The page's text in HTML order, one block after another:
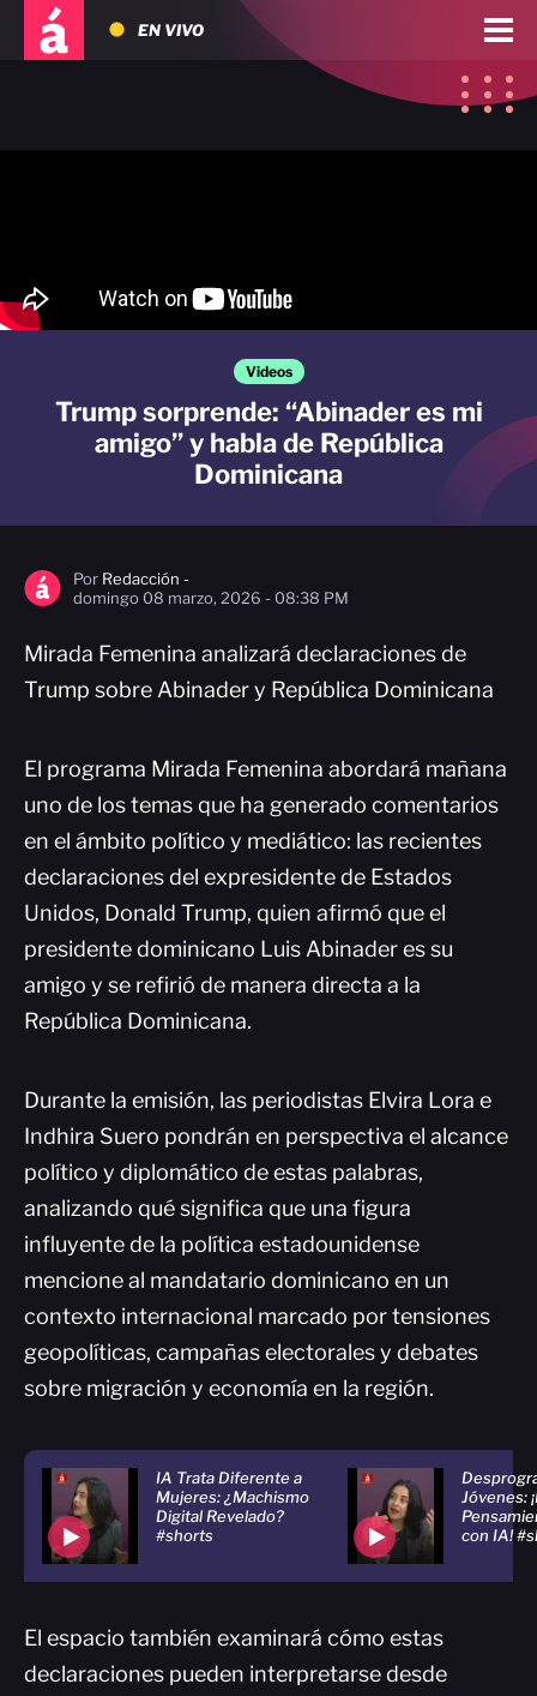
EN VIVO
Videos
Trump sorprende: “Abinader es mi
amigo” y habla de República
Dominicana
Por Redacción -
domingo 08 marzo, 2026 - 08:38 PM
Mirada Femenina analizará declaraciones de
Trump sobre Abinader y República Dominicana
El programa Mirada Femenina abordará mañana
uno de los temas que ha generado comentarios
en el ámbito político y mediático: las recientes
declaraciones del expresidente de Estados
Unidos, Donald Trump, quien afirmó que el
presidente dominicano Luis Abinader es su
amigo y se refirió de manera directa a la
República Dominicana.
Durante la emisión, las periodistas Elvira Lora e
Indhira Suero pondrán en perspectiva el alcance
político y diplomático de estas palabras,
analizando qué significa que una figura
influyente de la política estadounidense
mencione al mandatario dominicano en un
contexto internacional marcado por tensiones
geopolíticas, campañas electorales y debates
sobre migración y economía en la región.
IA Trata Diferente a
Mujeres: ¿Machismo
Digital Revelado?
#shorts
Jóvenes:
con IA!
El espacio también examinará cómo estas
declaraciones pueden interpretarse desde